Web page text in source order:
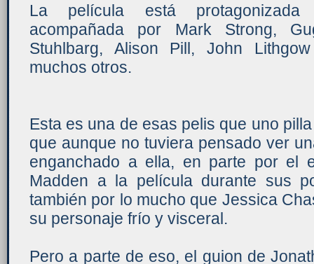
La película está
acompañada por Mark Strong,
Stuhlbarg, Alison Pill, John
muchos otros.
Esta es una de esas pelis que uno
que aunque no tuviera pensado ver
enganchado a ella, en parte por el
Madden a la película durante sus
también por lo mucho que Jessica
su personaje frío y visceral.
Pero a parte de eso, el guion de